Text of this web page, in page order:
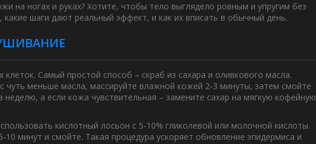
на ногах и руках? Хотите, чтобы тело выглядело ровным и упругим без
какие шаги дают реальный эффект, и как их вписать в обычный день.
Самый простой способ – скраб из сахара и оливкового масла.
чуть меньше масла, массируйте влажной кожей 2‑3 минуты, затем смойте
неделю, а если кожа чувствительная – замените сахар на мягкую кофейную
кислотный лосьон с 5‑10% гликолевой или молочной кислоты.
минут и смойте. Такая процедура ускоряет обновление эпидермиса и